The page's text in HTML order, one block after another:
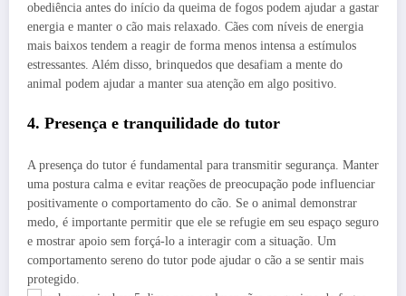
obediência antes do início da queima de fogos podem ajudar a gastar
energia e manter o cão mais relaxado. Cães com níveis de energia
mais baixos tendem a reagir de forma menos intensa a estímulos
estressantes. Além disso, brinquedos que desafiam a mente do
animal podem ajudar a manter sua atenção em algo positivo.
4. Presença e tranquilidade do tutor
A presença do tutor é fundamental para transmitir segurança. Manter
uma postura calma e evitar reações de preocupação pode influenciar
positivamente o comportamento do cão. Se o animal demonstrar
medo, é importante permitir que ele se refugie em seu espaço seguro
e mostrar apoio sem forçá-lo a interagir com a situação. Um
comportamento sereno do tutor pode ajudar o cão a se sentir mais
protegido.